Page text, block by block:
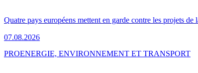
Quatre pays européens mettent en garde contre les projets
07.08.2026
PROENERGIE, ENVIRONNEMENT ET TRANSPORT